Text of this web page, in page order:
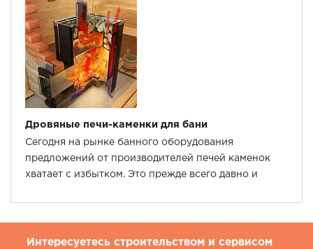
Дровяные печи-каменки для бани
Сегодня на рынке банного оборудования
предложений от производителей печей каменок
хватает с избытком. Это прежде всего давно и
Интересуетесь строительством и сервисом